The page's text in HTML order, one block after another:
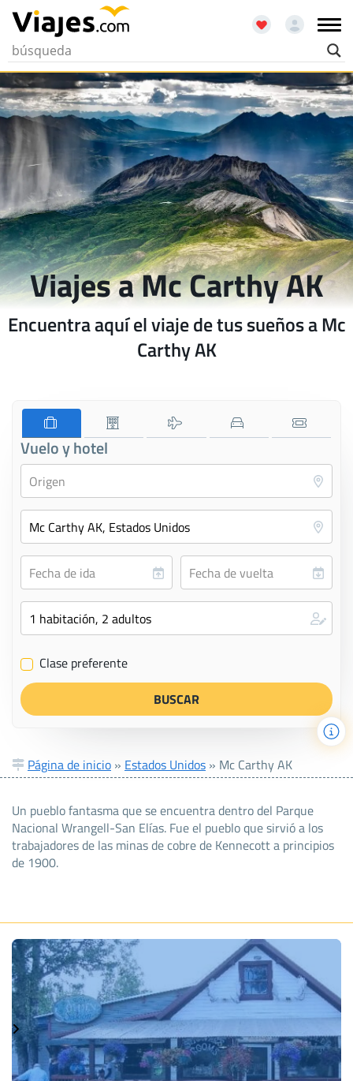
Viajes a Mc Carthy AK
Encuentra aquí el viaje de tus sueños a Mc
Carthy AK
Vuelo y hotel
✔ Clase preferente
Página de inicio » Estados Unidos » Mc Carthy AK
Un pueblo fantasma que se encuentra dentro del Parque
Nacional Wrangell-San Elías. Fue el pueblo que sirvió a los
trabajadores de las minas de cobre de Kennecott a principios
de 1900.